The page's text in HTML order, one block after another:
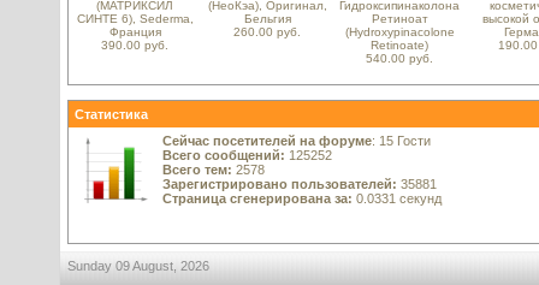
(МАТРИКСИЛ
СИНТЕ 6), Sederma,
Франция
390.00 руб.
(НеоКэа), Оригинал,
Бельгия
260.00 руб.
Гидроксипинаколона
Ретиноат
(Hydroxypinacolone
Retinoate)
540.00 руб.
высокой
Статистика
Сейчас посетителей на форуме: 15 Гости
Всего сообщений: 125252
Всего тем: 2578
Зарегистрировано пользователей: 35881
Страница сгенерирована за: 0.0331 секунд
Sunday 09 August, 2026